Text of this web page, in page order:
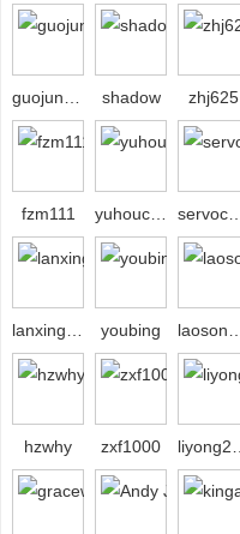
shadow zhj625
fzm111
youbing
hzwhy zxf1000